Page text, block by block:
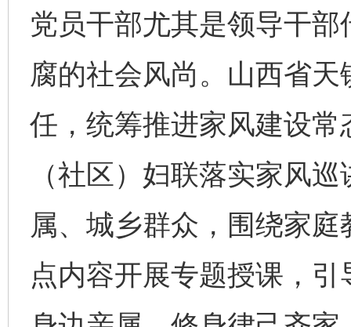
党员干部尤其是领导干
腐的社会风尚。山西省
任，统筹推进家风建设
（社区）妇联落实家风
属、城乡群众，围绕家
点内容开展专题授课，